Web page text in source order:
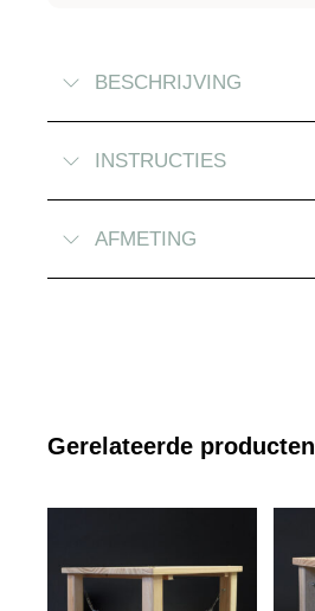
BESCHRIJVING
INSTRUCTIES
AFMETING
Gerelateerde producten